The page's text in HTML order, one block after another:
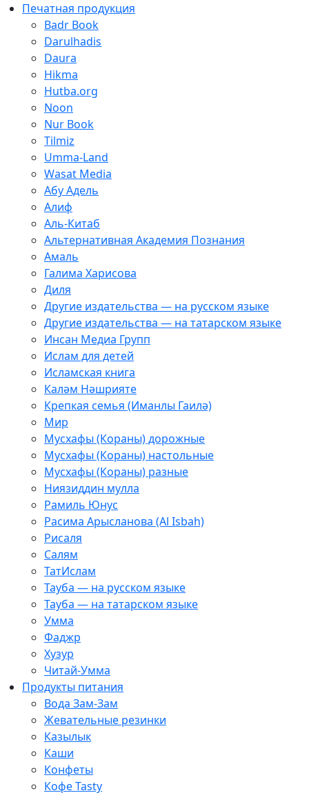
Печатная продукция
Badr Book
Darulhadis
Daura
Hikma
Hutba.org
Noon
Nur Book
Tilmiz
Umma-Land
Wasat Media
Абу Адель
Алиф
Аль-Китаб
Альтернативная Академия Познания
Амаль
Галима Харисова
Диля
Другие издательства — на русском языке
Другие издательства — на татарском языке
Инсан Медиа Групп
Ислам для детей
Исламская книга
Каләм Нәшрияте
Крепкая семья (Иманлы Гаилә)
Мир
Мусхафы (Кораны) дорожные
Мусхафы (Кораны) настольные
Мусхафы (Кораны) разные
Ниязиддин мулла
Рамиль Юнус
Расима Арысланова (Al Isbah)
Рисаля
Салям
ТатИслам
Тауба — на русском языке
Тауба — на татарском языке
Умма
Фаджр
Хузур
Читай-Умма
Продукты питания
Вода Зам-Зам
Жевательные резинки
Казылык
Каши
Конфеты
Кофе Tasty